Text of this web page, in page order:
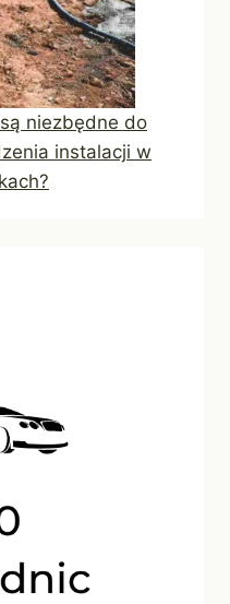
niezbędne do
instalacji w